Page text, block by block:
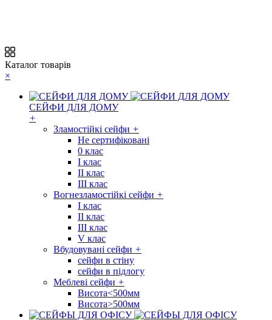
Каталог товарів
×
СЕЙФИ ДЛЯ ДОМУ
+
Зламостійкі сейфи +
Не сертифіковані
0 клас
I клас
II клас
III клас
Вогнезламостійкі сейфи +
I клас
II клас
III клас
V клас
Вбудовувані сейфи +
сейфи в стіну
сейфи в підлогу
Меблеві сейфи +
Висота<500мм
Висота>500мм